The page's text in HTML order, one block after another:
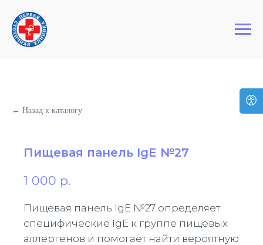
Первая Столичная Клиника
← Назад к каталогу
Пищевая панель IgE №27
1 000 р.
Пищевая панель IgE №27 определяет
специфические IgE к группе пищевых
аллергенов и помогает найти вероятную